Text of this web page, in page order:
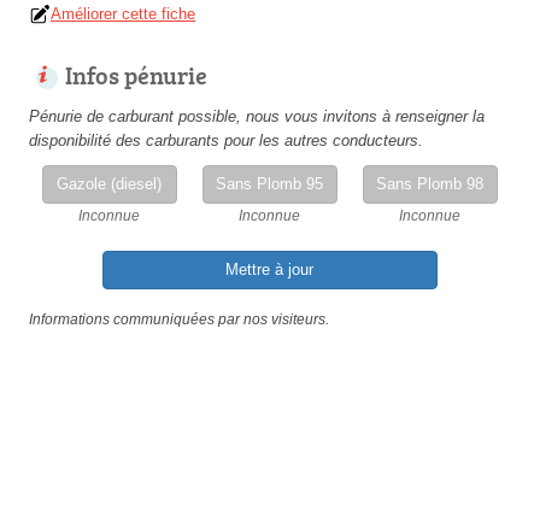
Améliorer cette fiche
Infos pénurie
Pénurie de carburant possible, nous vous invitons à renseigner la
disponibilité des carburants pour les autres conducteurs.
Gazole (diesel)
Inconnue
Sans Plomb 95
Inconnue
Sans Plomb 98
Inconnue
Mettre à jour
Informations communiquées par nos visiteurs.